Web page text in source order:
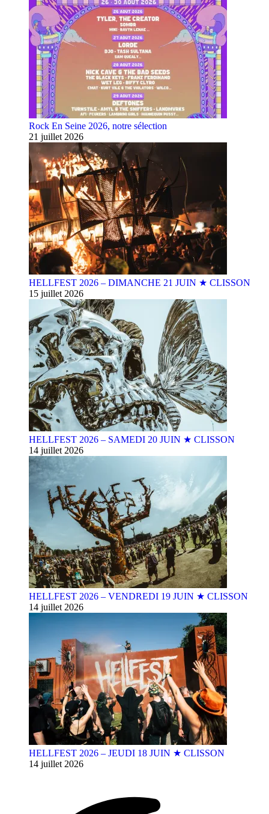
Rock En Seine 2026, notre sélection
21 juillet 2026
HELLFEST 2026 – DIMANCHE 21 JUIN ★ CLISSON
15 juillet 2026
HELLFEST 2026 – SAMEDI 20 JUIN ★ CLISSON
14 juillet 2026
HELLFEST 2026 – VENDREDI 19 JUIN ★ CLISSON
14 juillet 2026
HELLFEST 2026 – JEUDI 18 JUIN ★ CLISSON
14 juillet 2026